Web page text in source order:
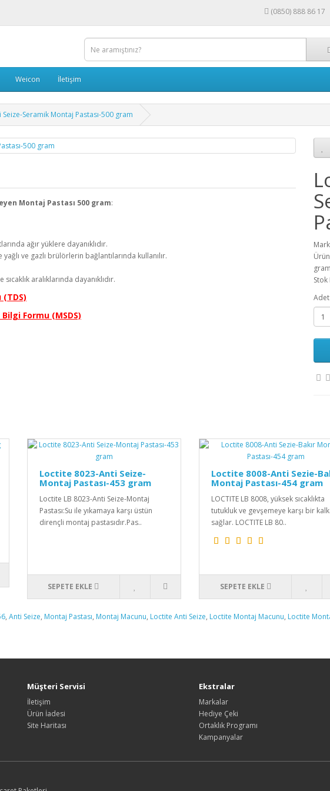
(0850) 888 86 17
Weicon İletişim
Seramik Montaj Pastası-500 gram
Montaj Pastası 500 gram:
ağır yüklere dayanıklıdır.
ve gazlı brülörlerin bağlantılarında kullanılır.
aralıklarında dayanıklıdır.
Formu (MSDS)
gram
Adet
Loctite 8023-Anti Seize-
Montaj Pastası-453 gram
Loctite LB 8023-Anti Seize-Montaj
Pastası:Su ile yıkamaya karşı üstün
dirençli montaj pastasıdır.Pas..
SEPETE EKLE
Loctite 8008-Anti Sezie-
Montaj Pastası-454 gram
LOCTITE LB 8008, yüksek sıcaklıkta
tutukluk ve gevşemeye karşı bir
sağlar. LOCTITE LB 80..
SEPETE EKLE
, Anti Seize, Montaj Pastası, Montaj Macunu, Loctite Anti Seize, Loctite Montaj Macunu, Loctite
Müşteri Servisi
İletişim
Ürün İadesi
Site Haritası
Ekstralar
Markalar
Hediye Çeki
Ortaklık Programı
Kampanyalar